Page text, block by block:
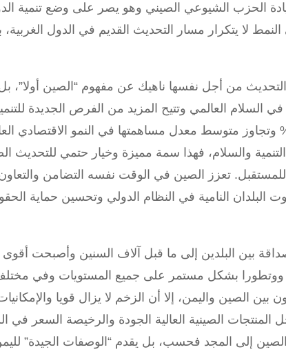
الحزب الشيوعي الصيني وهو يصر على وضع تنمية
لا يتكرار مسار التحديث القديم في الدول
من أجل نفسها ناهيك عن مفهوم “الصين أولا”، بل
السلام العالمي وتتيح المزيد من الفرص الجديدة
والسلام، فهذا سمة مميزة وخيار حتمي للتحديث
تعزز الصين في الوقت نفسه التضامن والتعاون
البلدان النامية في النظام الدولي وتحسين حماية
بين البلدين إلى ما قبل آلاف السنين وأصبحت
ووتطورا بشكل مستمر على جميع المستويات وفي
بين الصين واليمن، إلا أن الزخم لا يزال قويا
الصين واليمن 3 مليارات دولار. تدخل المنتجات الصينية العالية الجودة
إلى المجد فحسب، بل يقدم “الوصفات الجيدة”